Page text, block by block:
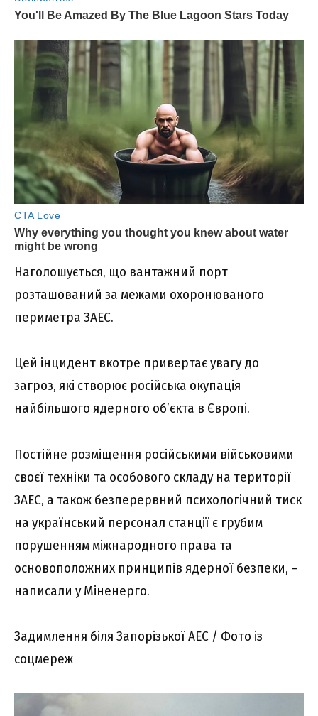
Наголошується, що вантажний порт
розташований за межами охоронюваного
периметра ЗАЕС.
Цей інцидент вкотре привертає увагу до
загроз, які створює російська окупація
найбільшого ядерного об’єкта в Європі.
Постійне розміщення російськими військовими
своєї техніки та особового складу на території
ЗАЕС, а також безперервний психологічний тиск
на український персонал станції є грубим
порушенням міжнародного права та
основоположних принципів ядерної безпеки, –
написали у Міненерго.
Задимлення біля Запорізької АЕС / Фото із
соцмереж